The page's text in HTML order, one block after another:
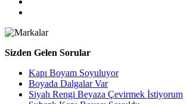
Sizden Gelen Sorular
Kapı Boyam Soyuluyor
Boyada Dalgalar Var
Siyah Rengi Beyaza Çevirmek İstiyorum